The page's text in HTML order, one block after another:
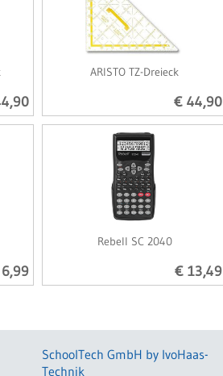
ARISTO TZ-Dreieck
€ 44,90
Rebell SC 2040
€ 13,49
SchoolTech GmbH by IvoHaas-
Technik